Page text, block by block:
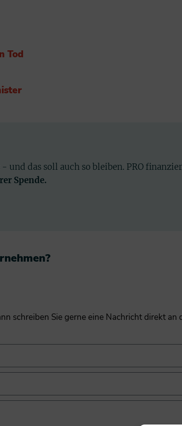
Tod
das soll auch so bleiben. PRO
Spende.
schreiben Sie gerne eine Nachricht direkt an